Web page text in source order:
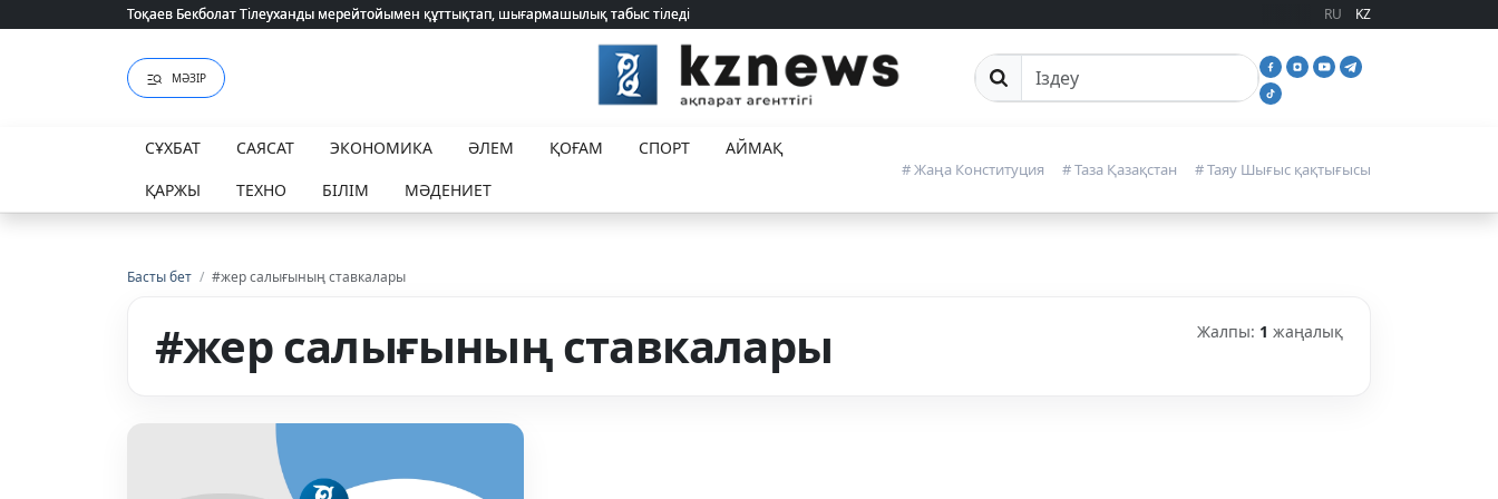
Тоқаев Бекболат Тілеуханды мерейтойымен құттықтап, шығармашылық табыс тіледі
Тоқаев Бекболат Тілеуханды мерейтойымен құттықтап, шығармашылық табыс тіледі RU KZ
МӘЗІР Сайттан іздеу
СҰХБАТ САЯСАТ ЭКОНОМИКА ӘЛЕМ ҚОҒАМ СПОРТ
АЙМАҚ
ҚАРЖЫ
ТЕХНО БІЛІМ МӘДЕНИЕТ
# Жаңа Конституция # Таза Қазақстан # Таяу Шығыс қақтығысы
Басты бет / #жер салығының ставкалары
#жер салығының ставкалары Жалпы: 1 жаңалық